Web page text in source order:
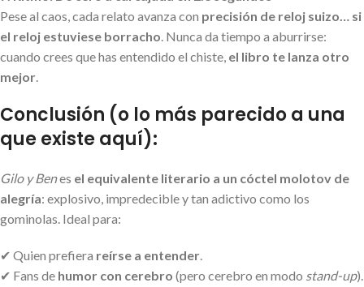
Pese al caos, cada relato avanza con precisión de reloj suizo… si
el reloj estuviese borracho. Nunca da tiempo a aburrirse:
cuando crees que has entendido el chiste, el libro te lanza otro
mejor.
Conclusión (o lo más parecido a una
que existe aquí):
Gilo y Benes el equivalente literario a un cóctel molotov de
alegría: explosivo, impredecible y tan adictivo como los
gominolas. Ideal para:
✔ Quien prefiera reírse a entender.
✔ Fans de humor con cerebro (pero cerebro en modo stand-up).